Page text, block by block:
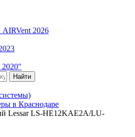
AIRVent 2026
в Краснодаре
Lessar LS-HE12KAE2A/LU-